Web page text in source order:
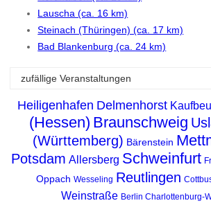
Lauscha (ca. 16 km)
Steinach (Thüringen) (ca. 17 km)
Bad Blankenburg (ca. 24 km)
zufällige Veranstaltungen
Heiligenhafen Delmenhorst
(Hessen) Braunschweig
(Württemberg) Bärenstein
Potsdam Allersberg Schweinfurt
Oppach Wesseling Reutlingen
Weinstraße Berlin Charlottenburg-